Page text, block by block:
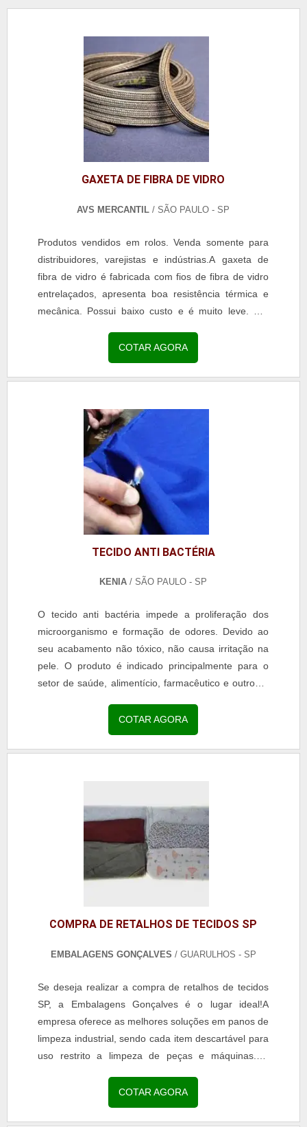
GAXETA DE FIBRA DE VIDRO
AVS MERCANTIL / SÃO PAULO - SP
Produtos vendidos em rolos. Venda somente para
distribuidores, varejistas e indústrias.A gaxeta de
fibra de vidro é fabricada com fios de fibra de vidro
entrelaçados, apresenta boa resistência térmica e
mecânica. Possui baixo custo e é muito leve. Por
COTAR AGORA
TECIDO ANTI BACTÉRIA
KENIA / SÃO PAULO - SP
O tecido anti bactéria impede a proliferação dos
microorganismo e formação de odores. Devido ao
seu acabamento não tóxico, não causa irritação na
pele. O produto é indicado principalmente para o
setor de saúde, alimentício, farmacêutico e outros.A
COTAR AGORA
COMPRA DE RETALHOS DE TECIDOS SP
EMBALAGENS GONÇALVES / GUARULHOS - SP
Se deseja realizar a compra de retalhos de tecidos
SP, a Embalagens Gonçalves é o lugar ideal!A
empresa oferece as melhores soluções em panos de
limpeza industrial, sendo cada item descartável para
uso restrito a limpeza de peças e máquinas.Os
COTAR AGORA